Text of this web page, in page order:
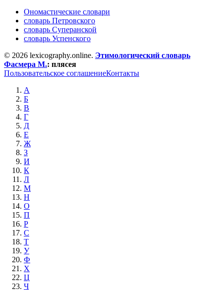
Ономастические словари
словарь Петровского
словарь Суперанской
словарь Успенского
© 2026 lexicography.online. Этимологический словарь
Фасмера М.: плясея
Пользовательское соглашениеКонтакты
А
Б
В
Г
Д
Е
Ж
З
И
К
Л
М
Н
О
П
Р
С
Т
У
Ф
Х
Ц
Ч